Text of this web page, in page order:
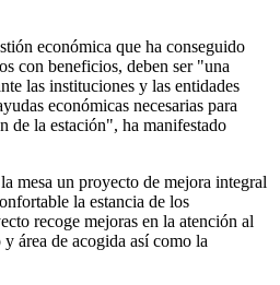
económica que ha conseguido
con beneficios, deben ser "una
las instituciones y las entidades
económicas necesarias para
de la estación", ha manifestado
mesa un proyecto de mejora integral
la estancia de los
recoge mejoras en la atención al
área de acogida así como la